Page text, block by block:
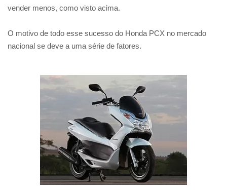
vender menos, como visto acima.
O motivo de todo esse sucesso do Honda PCX no mercado
nacional se deve a uma série de fatores.